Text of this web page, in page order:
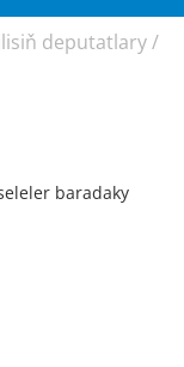
deputatlary/
baradaky